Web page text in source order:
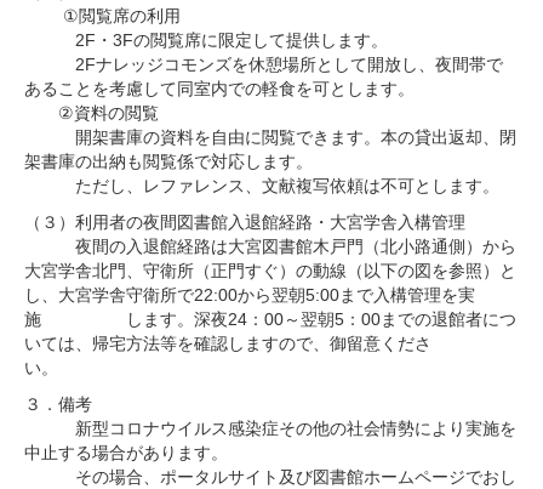
①閲覧席の利用
2F・3Fの閲覧席に限定して提供します。
2Fナレッジコモンズを休憩場所として開放し、夜間帯で
あることを考慮して同室内での軽食を可とします。
②資料の閲覧
開架書庫の資料を自由に閲覧できます。本の貸出返却、閉
架書庫の出納も閲覧係で対応します。
ただし、レファレンス、文献複写依頼は不可とします。
（３）利用者の夜間図書館入退館経路・大宮学舎入構管理
夜間の入退館経路は大宮図書館木戸門（北小路通側）から
大宮学舎北門、守衛所（正門すぐ）の動線（以下の図を参照）と
し、大宮学舎守衛所で22:00から翌朝5:00まで入構管理を実
施 します。深夜24：00～翌朝5：00までの退館者につ
いては、帰宅方法等を確認しますので、御留意くださ
い。
３．備考
新型コロナウイルス感染症その他の社会情勢により実施を
中止する場合があります。
その場合、ポータルサイト及び図書館ホームページでおし